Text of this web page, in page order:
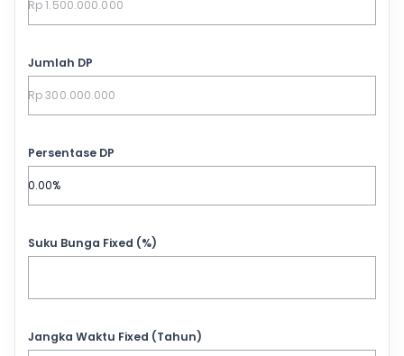
Jumlah DP
Persentase DP
Suku Bunga Fixed (%)
Jangka Waktu Fixed (Tahun)